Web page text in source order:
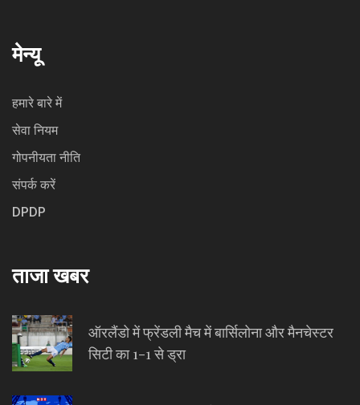
मेन्यू
हमारे बारे में
सेवा नियम
गोपनीयता नीति
संपर्क करें
DPDP
ताजा खबर
ऑरलैंडो में फ्रेंडली मैच में बार्सिलोना और मैनचेस्टर
सिटी का 1-1 से ड्रा